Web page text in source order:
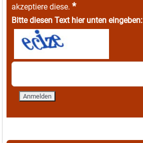
akzeptiere diese. *
Bitte diesen Text hier unten eingeben: